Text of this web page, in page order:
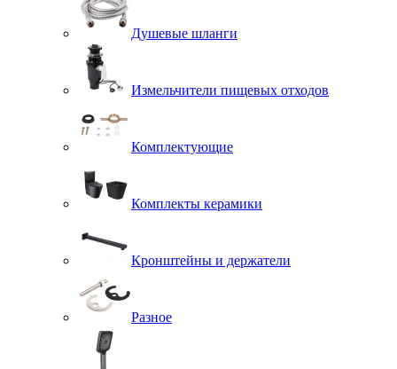
Душевые шланги
Измельчители пищевых отходов
Комплектующие
Комплекты керамики
Кронштейны и держатели
Разное